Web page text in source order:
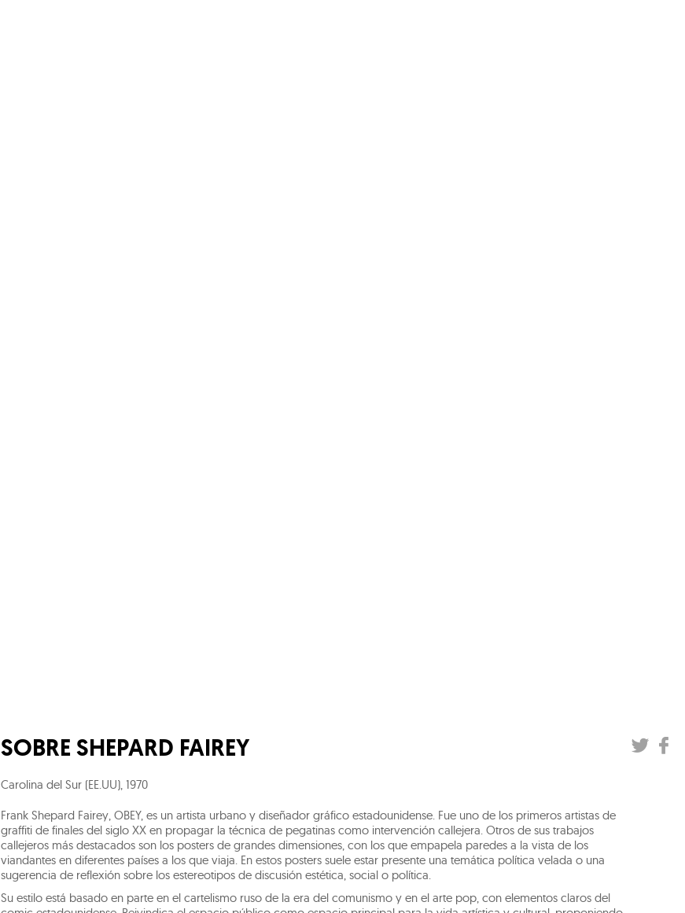
SOBRE SHEPARD FAIREY
Carolina del Sur (EE.UU), 1970
Frank Shepard Fairey, OBEY, es un artista urbano y diseñador gráfico estadounidense. Fue uno de los primeros artistas de
graffiti de finales del siglo XX en propagar la técnica de pegatinas como intervención callejera. Otros de sus trabajos
callejeros más destacados son los posters de grandes dimensiones, con los que empapela paredes a la vista de los
viandantes en diferentes países a los que viaja. En estos posters suele estar presente una temática política velada o una
sugerencia de reflexión sobre los estereotipos de discusión estética, social o política.
Su estilo está basado en parte en el cartelismo ruso de la era del comunismo y en el arte pop, con elementos claros del